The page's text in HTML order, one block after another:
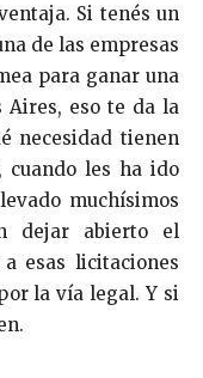
Si tenés un
de las empresas
para ganar una
Aires, eso te da la
necesidad tienen
cuando les ha ido
muchísimos
dejar abierto el
esas licitaciones
la vía legal. Y si